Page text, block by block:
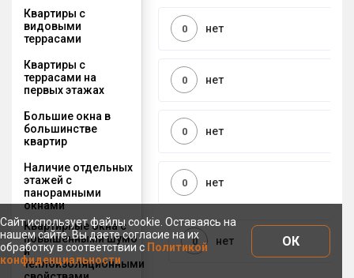
Квартиры с
видовыми
террасами
нет
0
Квартиры с
террасами на
первых этажах
нет
0
Большие окна в
большинстве
квартир
нет
0
Наличие отдельных
этажей с
панорамными
окнами
нет
0
Квартирные окна с
повышенными шумо
и
теплоизоляционными
нет
0
Сайт использует файлы cookie. Оставаясь на
нашем сайте, Вы даете согласие на их
обработку в соответствии с Политикой
конфиденциальности
ОК